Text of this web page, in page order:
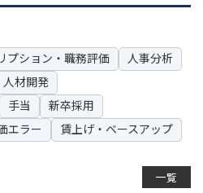
プション・職務評価
人事分析
材開発
手当
新卒採用
エラー
賃上げ・ベースアップ
一覧